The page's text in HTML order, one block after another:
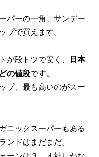
パーの一角、サンデー
プで買えます。
が段トツで安く、
日本
の値段です。
プ、最も高いのがスー
ニックスーパーもある
ンドはまだまだ。